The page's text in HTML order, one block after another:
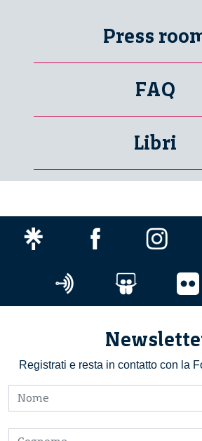
Press
FAQ
Libri
Registrati e resta in contatto con la